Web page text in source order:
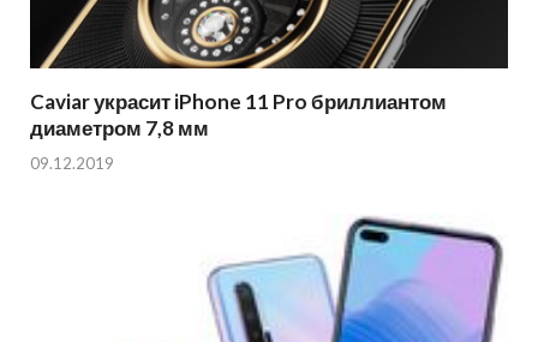
Caviar украсит iPhone 11 Pro бриллиантом
диаметром 7,8 мм
09.12.2019